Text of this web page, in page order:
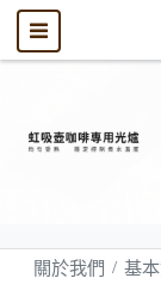
關於我們 基